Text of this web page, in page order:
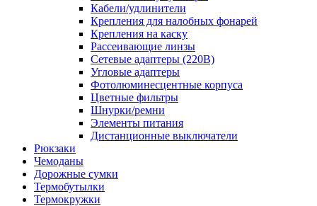
Кабели/удлинители
Крепления для налобных фонарей
Крепления на каску
Рассеивающие линзы
Сетевые адаптеры (220В)
Угловые адаптеры
Фотолюминесцентные корпуса
Цветные фильтры
Шнурки/ремни
Элементы питания
Дистанционные выключатели
Рюкзаки
Чемоданы
Дорожные сумки
Термобутылки
Термокружки